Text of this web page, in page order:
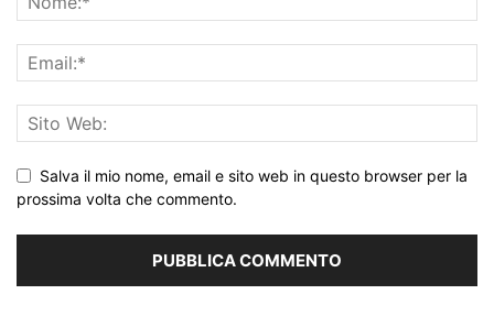
Salva il mio nome, email e sito web in questo browser per la
prossima volta che commento.